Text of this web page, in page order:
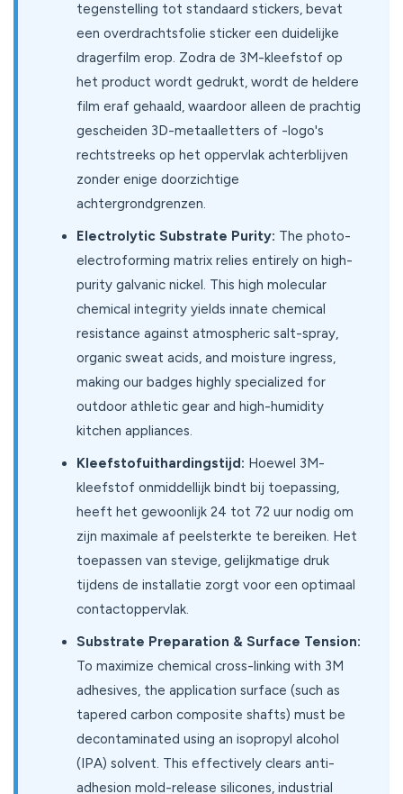
tegenstelling tot standaard stickers, bevat
een overdrachtsfolie sticker een duidelijke
dragerfilm erop. Zodra de 3M-kleefstof op
het product wordt gedrukt, wordt de heldere
film eraf gehaald, waardoor alleen de prachtig
gescheiden 3D-metaalletters of -logo's
rechtstreeks op het oppervlak achterblijven
zonder enige doorzichtige
achtergrondgrenzen.
Electrolytic Substrate Purity: The photo-
electroforming matrix relies entirely on high-
purity galvanic nickel. This high molecular
chemical integrity yields innate chemical
resistance against atmospheric salt-spray,
organic sweat acids, and moisture ingress,
making our badges highly specialized for
outdoor athletic gear and high-humidity
kitchen appliances.
Kleefstofuithardingstijd: Hoewel 3M-
kleefstof onmiddellijk bindt bij toepassing,
heeft het gewoonlijk 24 tot 72 uur nodig om
zijn maximale af peelsterkte te bereiken. Het
toepassen van stevige, gelijkmatige druk
tijdens de installatie zorgt voor een optimaal
contactoppervlak.
Substrate Preparation & Surface Tension:
To maximize chemical cross-linking with 3M
adhesives, the application surface (such as
tapered carbon composite shafts) must be
decontaminated using an isopropyl alcohol
(IPA) solvent. This effectively clears anti-
adhesion mold-release silicones, industrial